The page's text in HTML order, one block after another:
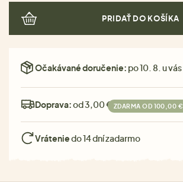
PRIDAŤ DO KOŠÍKA
Očakávané doručenie: po 10. 8. u vás
Doprava:od 3,00 € ZDARMA OD 100,00 €
Vráteniedo 14 dní zadarmo